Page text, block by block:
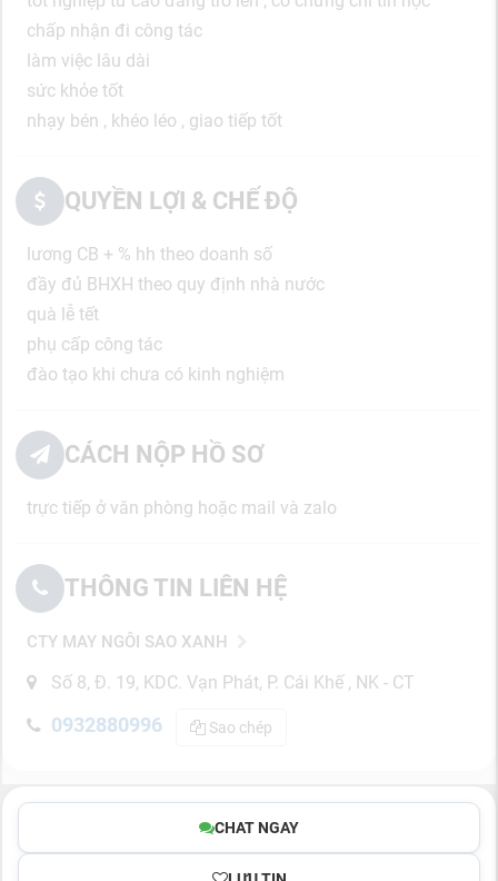
chấp nhận đi công tác
làm việc lâu dài
sức khỏe tốt
nhạy bén , khéo léo , giao tiếp tốt
QUYỀN LỢI & CHẾ ĐỘ
lương CB + % hh theo doanh số
đầy đủ BHXH theo quy định nhà nước
quà lễ tết
phụ cấp công tác
đào tạo khi chưa có kinh nghiệm
CÁCH NỘP HỒ SƠ
trực tiếp ở văn phòng hoặc mail và zalo
THÔNG TIN LIÊN HỆ
CTY MAY NGÔI SAO XANH
Số 8, Đ. 19, KDC. Vạn Phát, P. Cái Khế , NK - CT
0932880996 Sao chép
CHAT NGAY